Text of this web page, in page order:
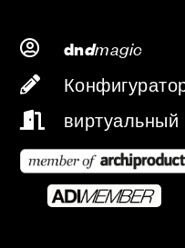
dndmagic